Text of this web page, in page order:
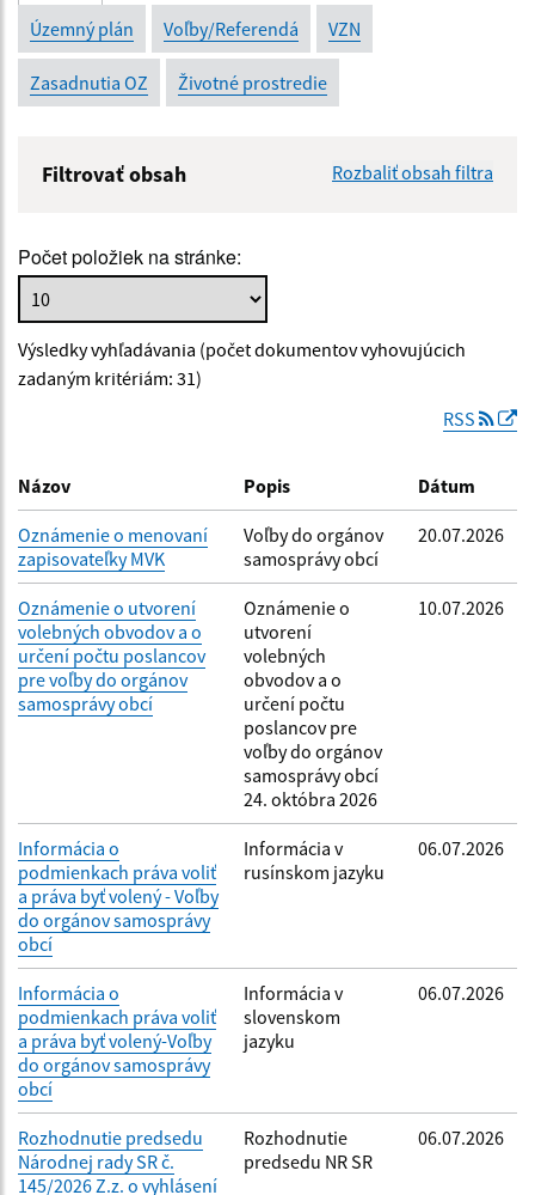
Územný plán Voľby/Referendá VZN
Zasadnutia OZ Životné prostredie
Filtrovať obsah Rozbaliť obsah filtra
Popis:
Dátum zverejnenia od:
Filtrovať Reset
Počet položiek na stránke:
Výsledky vyhľadávania (počet dokumentov vyhovujúcich
zadaným kritériám: 31)
RSS
Názov Popis Dátum
Oznámenie o menovaní
zapisovateľky MVK
Voľby do orgánov
samosprávy obcí
20.07.2026
Oznámenie o utvorení
volebných obvodov a o
určení počtu poslancov
pre voľby do orgánov
samosprávy obcí
Oznámenie o
utvorení
volebných
obvodov a o
určení počtu
poslancov pre
voľby do orgánov
samosprávy obcí
24. októbra 2026
10.07.2026
Informácia o
podmienkach práva voliť
a práva byť volený - Voľby
do orgánov samosprávy
obcí
Informácia v
rusínskom jazyku
06.07.2026
Informácia o
podmienkach práva voliť
a práva byť volený-Voľby
do orgánov samosprávy
obcí
Informácia v
slovenskom
jazyku
06.07.2026
Rozhodnutie predsedu
Národnej rady SR č.
145/2026 Z.z. o vyhlásení
Rozhodnutie
predsedu NR SR
06.07.2026